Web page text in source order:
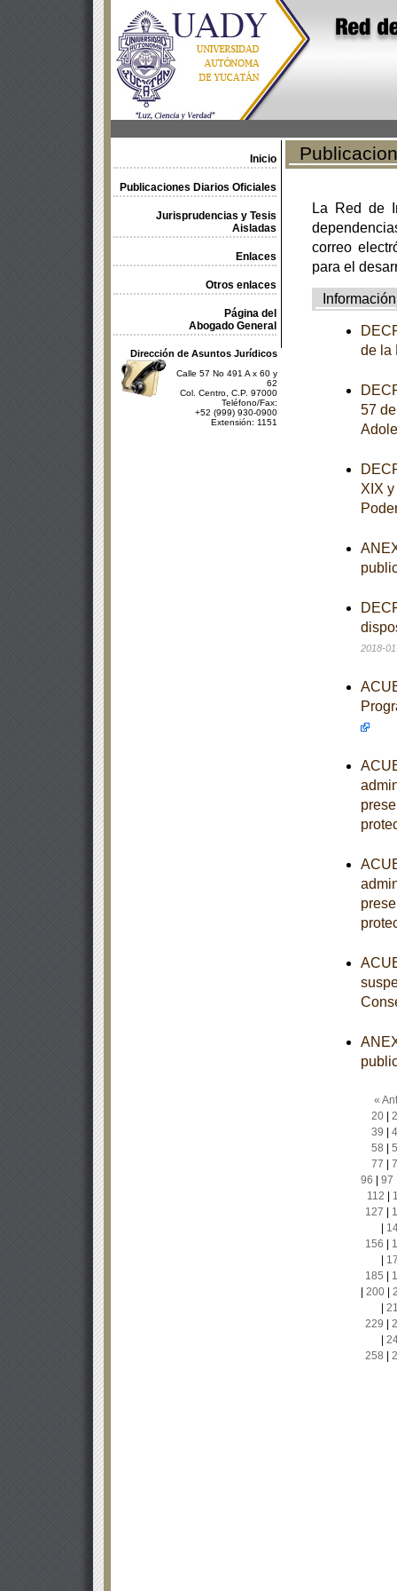
Inicio
Publicaciones Diarios Oficiales
Jurisprudencias y Tesis
Aisladas
Enlaces
Otros enlaces
Página del
Abogado General
Dirección de Asuntos Jurídicos
Calle 57 No 491 A x 60 y
62
Col. Centro, C.P. 97000
Teléfono/Fax:
+52 (999) 930-0900
Extensión: 1151
La Red de
correo
para el
Información
de la
57
XIX
2018-
«
20|
39
58
77
96
97
112
127
156
185
200|
229
258